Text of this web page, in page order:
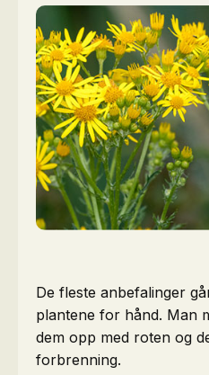
De fleste anbefalinger
plantene for hånd. Man
dem opp med roten og
forbrenning.